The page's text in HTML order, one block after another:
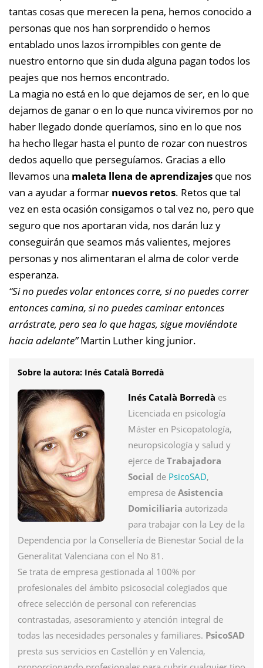
tantas cosas que merecen la pena, hemos conocido a
personas que nos han sorprendido o hemos
entablado unos lazos irrompibles con gente de
nuestro entorno que sin duda alguna pagan todos los
peajes que nos hemos encontrado.
La magia no está en lo que dejamos de ser, en lo que
dejamos de ganar o en lo que nunca viviremos por no
haber llegado donde queríamos, sino en lo que nos
ha hecho llegar hasta el punto de rozar con nuestros
dedos aquello que perseguíamos. Gracias a ello
llevamos una maleta llena de aprendizajes que nos
van a ayudar a formar nuevos retos. Retos que tal
vez en esta ocasión consigamos o tal vez no, pero que
seguro que nos aportaran vida, nos darán luz y
conseguirán que seamos más valientes, mejores
personas y nos alimentaran el alma de color verde
esperanza.
“Si no puedes volar entonces corre, si no puedes correr
entonces camina, si no puedes caminar entonces
arrástrate, pero sea lo que hagas, sigue moviéndote
hacia adelante”Martin Luther king junior.
Sobre la autora: Inés Català Borredà
Inés Català Borredà es
Licenciada en psicología
Máster en Psicopatología,
neuropsicología y salud y
ejerce de Trabajadora
Social de PsicoSAD,
empresa de Asistencia
Domiciliaria autorizada
para trabajar con la Ley de la
Dependencia por la Consellería de Bienestar Social de la
Generalitat Valenciana con el No 81.
Se trata de empresa gestionada al 100% por
profesionales del ámbito psicosocial colegiados que
ofrece selección de personal con referencias
contrastadas, asesoramiento y atención integral de
todas las necesidades personales y familiares. PsicoSAD
presta sus servicios en Castellón y en Valencia,